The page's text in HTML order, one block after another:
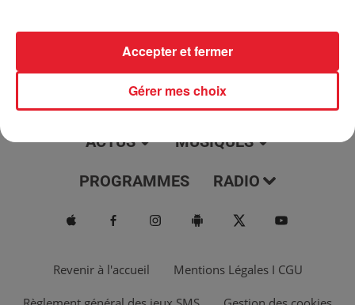
ACTUS MUSIQUES
PROGRAMMES RADIO
Revenir à l'accueil Mentions Légales I CGU
Gérer mes choix
Accepter et fermer